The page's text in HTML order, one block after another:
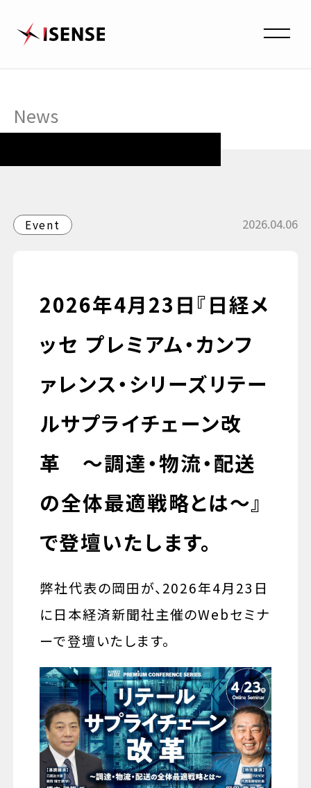
News
Event 2026.04.06
2026年4月23日『日経メ
ッセ プレミアム・カンフ
ァレンス・シリーズリテー
ルサプライチェーン改
革 ～調達・物流・配送
の全体最適戦略とは～』
で登壇いたします。
弊社代表の岡田が、2026年4月23日
に日本経済新聞社主催のWebセミナ
ーで登壇いたします。